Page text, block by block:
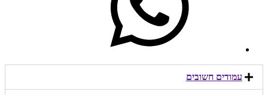
עמודים חשובים